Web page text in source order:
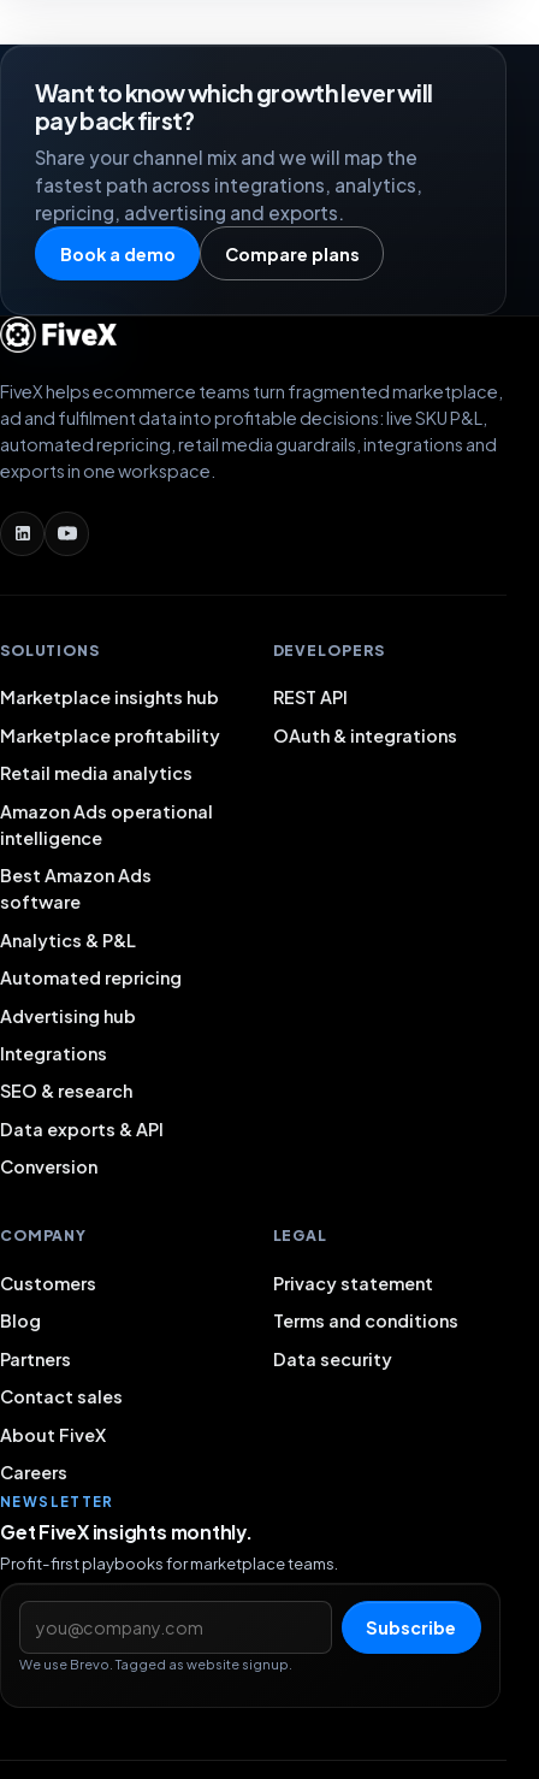
Want to know which growth lever will
pay back first?
Share your channel mix and we will map the
fastest path across integrations, analytics,
repricing, advertising and exports.
Book a demo Compare plans
FiveX helps ecommerce teams turn fragmented marketplace,
ad and fulfilment data into profitable decisions: live SKU P&L,
automated repricing, retail media guardrails, integrations and
exports in one workspace.
SOLUTIONS
Marketplace insights hub
Marketplace profitability
Retail media analytics
Amazon Ads operational
intelligence
Best Amazon Ads
software
Analytics & P&L
Automated repricing
Advertising hub
Integrations
SEO & research
Data exports & API
Conversion
DEVELOPERS
REST API
OAuth & integrations
COMPANY
Customers
Blog
Partners
Contact sales
About FiveX
Careers
LEGAL
Privacy statement
Terms and conditions
Data security
NEWSLETTER
Get FiveX insights monthly.
Profit-first playbooks for marketplace teams.
Email address
Subscribe
We use Brevo. Tagged as website signup.